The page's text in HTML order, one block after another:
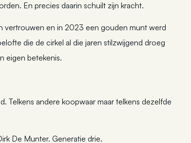
En precies daarin schuilt zijn kracht.
vertrouwen en in 2023 een gouden munt werd
die de cirkel al die jaren stilzwijgend droeg
eigen betekenis.
Telkens andere koopwaar maar telkens dezelfde
De Munter. Generatie drie.